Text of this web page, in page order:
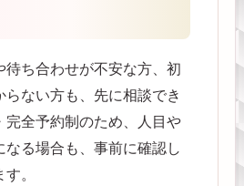
待ち合わせが不安な方、初
ない方も、先に相談でき
完全予約制のため、人目や
なる場合も、事前に確認し
。